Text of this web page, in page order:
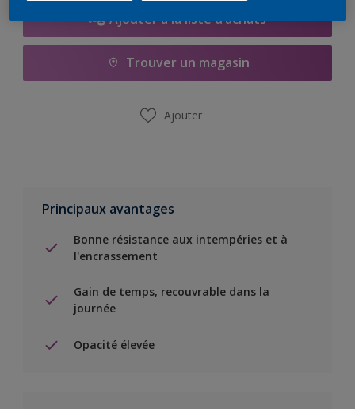
Ajouter à la liste d’achats
Trouver un magasin
Ajouter
Principaux avantages
Bonne résistance aux intempéries et à
l'encrassement
Gain de temps, recouvrable dans la
journée
Opacité élevée